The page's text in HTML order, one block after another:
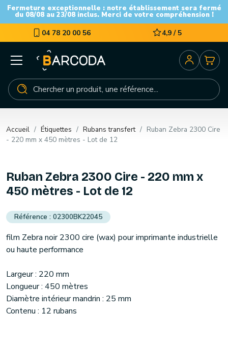
Fermeture exceptionnelle : notre établissement sera fermé
du 08/08 au 23/08 inclus. Merci de votre compréhension !
04 78 20 00 56 4,9 / 5
Accueil Étiquettes Rubans transfert
Ruban Zebra 2300 Cire
- 220 mm x 450 mètres - Lot de 12
Ruban Zebra 2300 Cire - 220 mm x
450 mètres - Lot de 12
02300BK22045
film Zebra noir 2300 cire (wax) pour imprimante industrielle
ou haute performance
Largeur : 220 mm
Longueur : 450 mètres
Diamètre intérieur mandrin : 25 mm
Contenu : 12 rubans